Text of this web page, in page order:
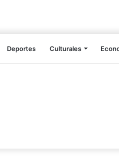
Deportes Culturales